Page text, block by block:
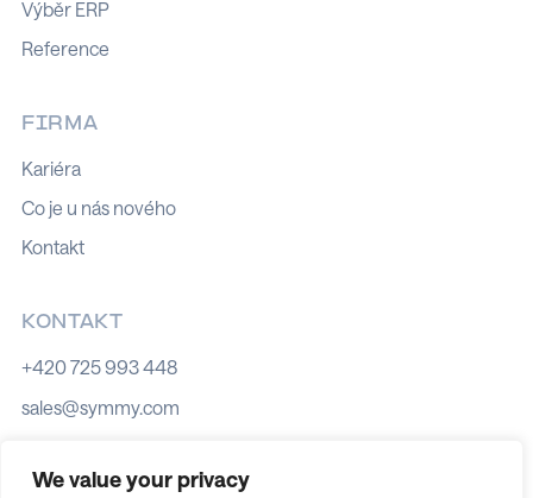
We value your privacy
Výběr ERP
Reference
FIRMA
Kariéra
Co je u nás nového
Kontakt
KONTAKT
+420 725 993 448
sales@symmy.com